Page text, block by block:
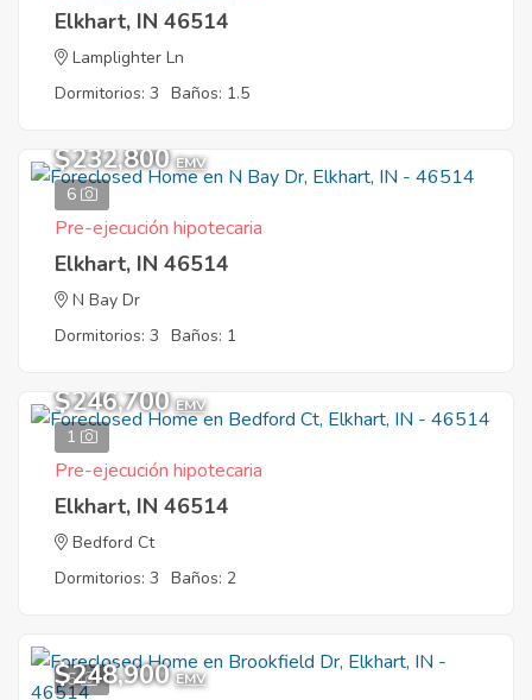
Elkhart, IN 46514
Lamplighter Ln
Dormitorios: 3 Baños: 1.5
6
$232,800 EMV
Pre-ejecución hipotecaria
Elkhart, IN 46514
N Bay Dr
Dormitorios: 3 Baños: 1
1
$246,700 EMV
Pre-ejecución hipotecaria
Elkhart, IN 46514
Bedford Ct
Dormitorios: 3 Baños: 2
5
$248,900 EMV